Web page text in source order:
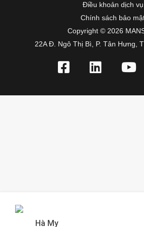
Điều khoản dịch vụ
Chính sách bảo
Copyright © 2026
22A Đ. Ngô Thị Bì, P. Tân Hưng,
Hà My